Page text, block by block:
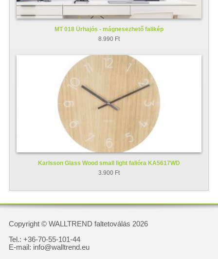
MT 018 Űrhajós - mágnesezhető falikép
8.990 Ft
Karlsson Glass Wood small light falióra KA5617WD
3.900 Ft
Copyright © WALLTREND faltetoválás 2026
Tel.: +36-70-55-101-44
E-mail: info@walltrend.eu